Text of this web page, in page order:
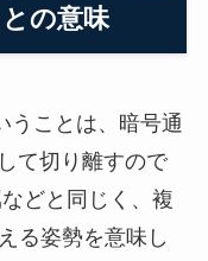
の意味
うことは、暗号通
て切り離すので
どと同じく、複
る姿勢を意味し